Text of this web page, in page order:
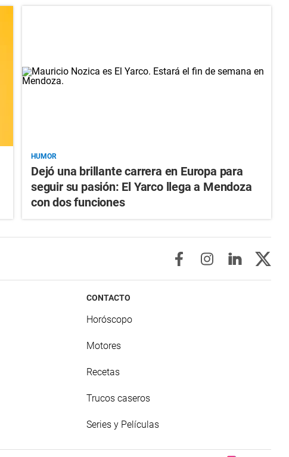
HUMOR
Dejó una brillante carrera en Europa para
seguir su pasión: El Yarco llega a Mendoza
con dos funciones
CONTACTO
Horóscopo
Motores
Recetas
Trucos caseros
Series y Películas